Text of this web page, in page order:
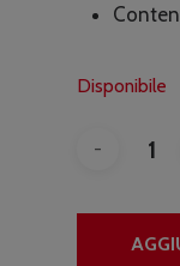
Disponibile